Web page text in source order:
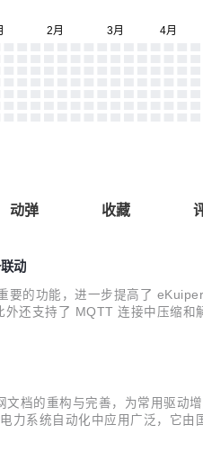
动弹 收藏
动
的功能，进一步提高了
还支持了 MQTT 连接中压缩
档的重构与完善，为常用驱动
力系统自动化中应用广泛，它